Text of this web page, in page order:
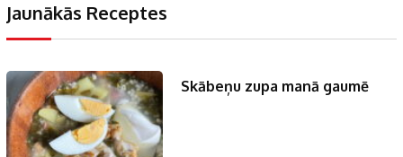
Jaunākās Receptes
Skābeņu zupa manā gaumē